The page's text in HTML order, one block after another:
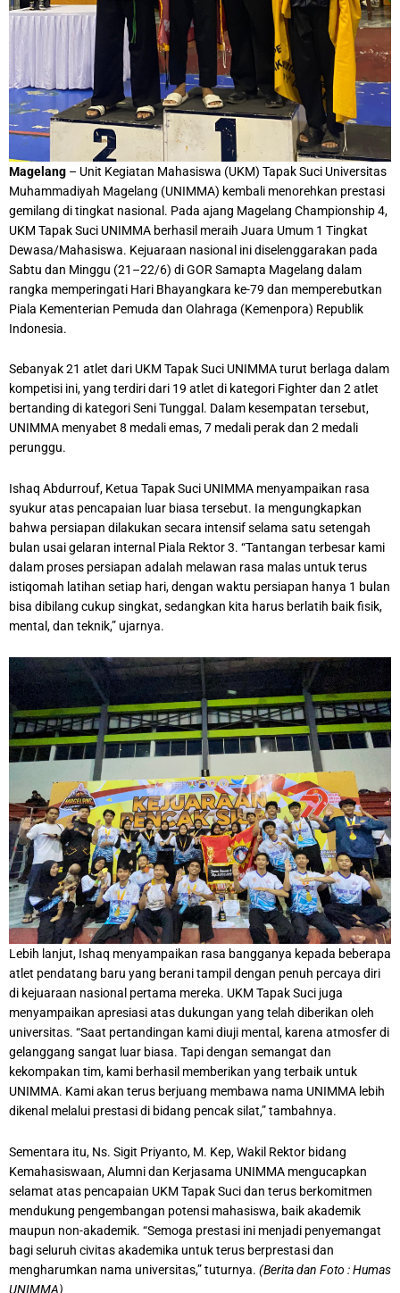
Magelang – Unit Kegiatan Mahasiswa (UKM) Tapak Suci Universitas
Muhammadiyah Magelang (UNIMMA) kembali menorehkan prestasi
gemilang di tingkat nasional. Pada ajang Magelang Championship 4,
UKM Tapak Suci UNIMMA berhasil meraih Juara Umum 1 Tingkat
Dewasa/Mahasiswa. Kejuaraan nasional ini diselenggarakan pada
Sabtu dan Minggu (21–22/6) di GOR Samapta Magelang dalam
rangka memperingati Hari Bhayangkara ke-79 dan memperebutkan
Piala Kementerian Pemuda dan Olahraga (Kemenpora) Republik
Indonesia.
Sebanyak 21 atlet dari UKM Tapak Suci UNIMMA turut berlaga dalam
kompetisi ini, yang terdiri dari 19 atlet di kategori Fighter dan 2 atlet
bertanding di kategori Seni Tunggal. Dalam kesempatan tersebut,
UNIMMA menyabet 8 medali emas, 7 medali perak dan 2 medali
perunggu.
Ishaq Abdurrouf, Ketua Tapak Suci UNIMMA menyampaikan rasa
syukur atas pencapaian luar biasa tersebut. Ia mengungkapkan
bahwa persiapan dilakukan secara intensif selama satu setengah
bulan usai gelaran internal Piala Rektor 3. “Tantangan terbesar kami
dalam proses persiapan adalah melawan rasa malas untuk terus
istiqomah latihan setiap hari, dengan waktu persiapan hanya 1 bulan
bisa dibilang cukup singkat, sedangkan kita harus berlatih baik fisik,
mental, dan teknik,” ujarnya.
Lebih lanjut, Ishaq menyampaikan rasa bangganya kepada beberapa
atlet pendatang baru yang berani tampil dengan penuh percaya diri
di kejuaraan nasional pertama mereka. UKM Tapak Suci juga
menyampaikan apresiasi atas dukungan yang telah diberikan oleh
universitas. “Saat pertandingan kami diuji mental, karena atmosfer di
gelanggang sangat luar biasa. Tapi dengan semangat dan
kekompakan tim, kami berhasil memberikan yang terbaik untuk
UNIMMA. Kami akan terus berjuang membawa nama UNIMMA lebih
dikenal melalui prestasi di bidang pencak silat,” tambahnya.
Sementara itu, Ns. Sigit Priyanto, M. Kep, Wakil Rektor bidang
Kemahasiswaan, Alumni dan Kerjasama UNIMMA mengucapkan
selamat atas pencapaian UKM Tapak Suci dan terus berkomitmen
mendukung pengembangan potensi mahasiswa, baik akademik
maupun non-akademik. “Semoga prestasi ini menjadi penyemangat
bagi seluruh civitas akademika untuk terus berprestasi dan
mengharumkan nama universitas,” tuturnya. (Berita dan Foto : Humas
UNIMMA)